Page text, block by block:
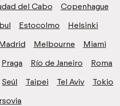
del Cabo
Copenhague
Estocolmo
Helsinki
Melbourne
Miami
Praga Río de Janeiro
Roma
Seúl Taipei Tel Aviv
Tokio